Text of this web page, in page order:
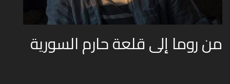
من روما إلى قلعة حارم السورية